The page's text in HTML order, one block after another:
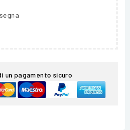
un pagamento sicuro